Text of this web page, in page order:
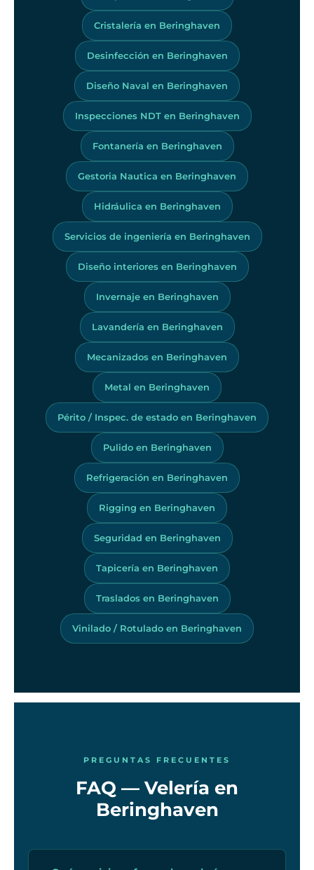
Cristalería en Beringhaven
Desinfección en Beringhaven
Diseño Naval en Beringhaven
Inspecciones NDT en Beringhaven
Fontanería en Beringhaven
Gestoria Nautica en Beringhaven
Hidráulica en Beringhaven
Servicios de ingeniería en Beringhaven
Diseño interiores en Beringhaven
Invernaje en Beringhaven
Lavandería en Beringhaven
Mecanizados en Beringhaven
Metal en Beringhaven
Périto / Inspec. de estado en Beringhaven
Pulido en Beringhaven
Refrigeración en Beringhaven
Rigging en Beringhaven
Seguridad en Beringhaven
Tapicería en Beringhaven
Traslados en Beringhaven
Vinilado / Rotulado en Beringhaven
PREGUNTAS FRECUENTES
FAQ — Velería en
Beringhaven